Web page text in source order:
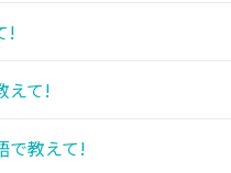
!
えて!
で教えて!